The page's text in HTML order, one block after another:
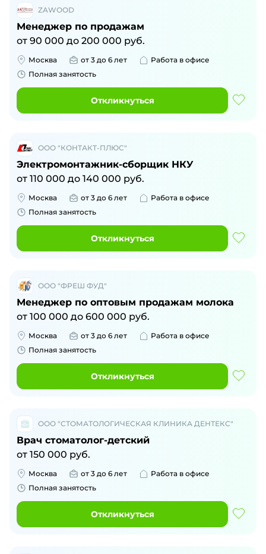
ZAWOOD
Менеджер по продажам
от 90 000 до 200 000 руб.
Москва от 3 до 6 лет
Работа в офисе
Полная занятость
Откликнуться
ООО "КОНТАКТ-ПЛЮС"
Электромонтажник-сборщик НКУ
от 110 000 до 140 000 руб.
Москва от 3 до 6 лет
Работа в офисе
Полная занятость
Откликнуться
ООО "ФРЕШ ФУД"
Менеджер по оптовым продажам молока
от 100 000 до 600 000 руб.
Москва от 3 до 6 лет
Работа в офисе
Полная занятость
Откликнуться
ООО "СТОМАТОЛОГИЧЕСКАЯ КЛИНИКА ДЕНТЕКС"
Врач стоматолог-детский
от 150 000 руб.
Москва от 3 до 6 лет
Работа в офисе
Полная занятость
Откликнуться